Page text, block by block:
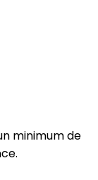
minimum de